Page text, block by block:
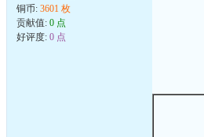
铜币: 3601 枚
贡献值: 0 点
好评度: 0 点